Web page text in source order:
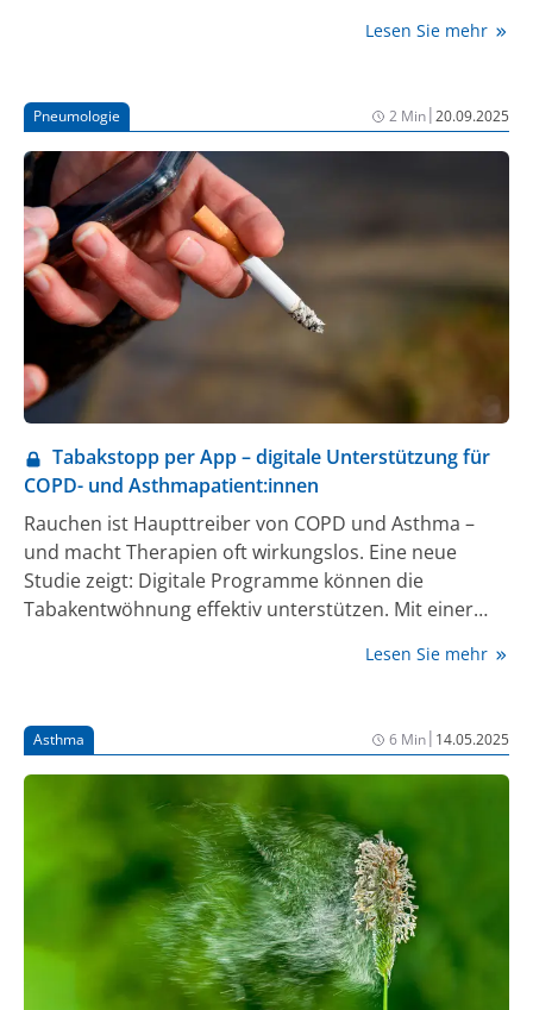
Husten, Auswurf und zunehmender Atemnot, sodass
werden können. „Der wichtigste Schritt bei COPD ist
die Raucherentwöhnung. Rauchen ist der
Hauptauslöser für die meisten COPD-Fälle, und das
Beenden des Rauchens ist entscheidend, um das
Fortschreiten der Erkrankung zu verlangsamen und
die Lungenfunktion zu verbessern“, erklärte Prof.
Christian Taube, Präsident der Deutschen
Gesellschaft für Pneumologie und Beatmungsmedizin
(DGP) anlässlich des Welt-COPD-Tages am 19.
November.
Lesen Sie mehr
Pneumologie 2 Min|20.09.2025
Tabakstopp per App – digitale Unterstützung für
COPD- und Asthmapatient:innen
Rauchen ist Haupttreiber von COPD und Asthma –
und macht Therapien oft wirkungslos. Eine neue
Studie zeigt: Digitale Programme können die
Tabakentwöhnung effektiv unterstützen. Mit einer
Rauchstopp-App nun ihren Weg in die Arztpraxen
Lesen Sie mehr
Asthma 6 Min| 14.05.2025